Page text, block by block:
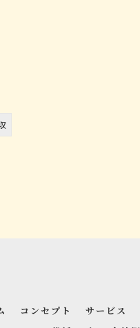
コンセプト サービス